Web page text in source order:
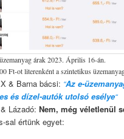
árak 2023. Április 16-án.
Ft-ot literenként a szintetikus
& Barna bácsi: “Az e-
és dízel-autók utolsó esélye“
Lázadó: Nem, még véletlenül
sal értünk egyet: